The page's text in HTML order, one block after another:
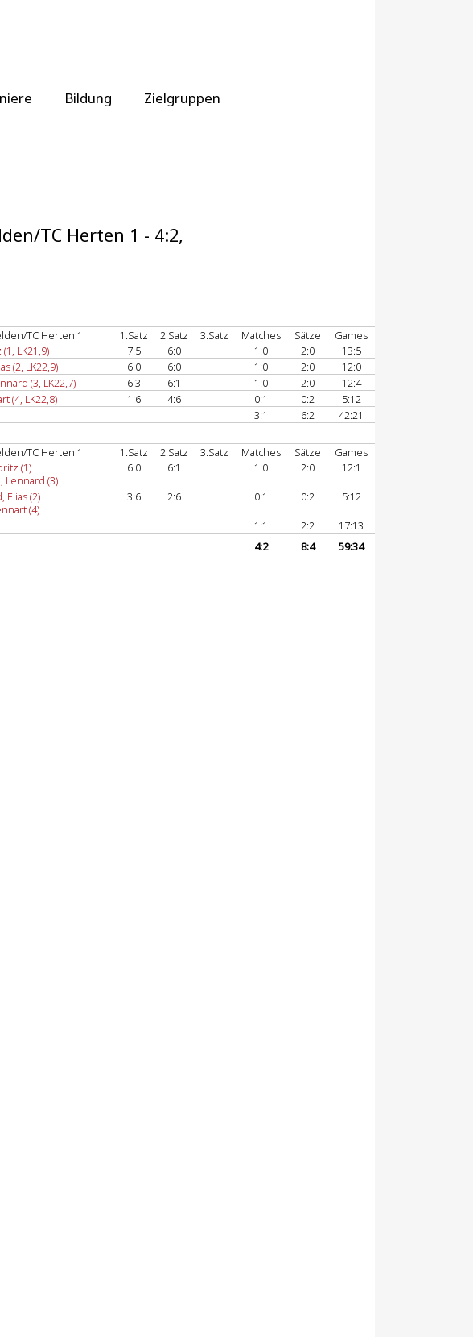
Bildung Zielgruppen
TC Herten 1 - 4:2,
TC Herten 1 1.Satz 2.Satz 3.Satz Matches Sätze
Games
LK21,9) 7:5 6:0 1:0 2:0
13:5
(2, LK22,9) 6:0 6:0 1:0 2:0
12:0
(3, LK22,7) 6:3 6:1 1:0 2:0
12:4
(4, LK22,8) 1:6 4:6 0:1 0:2
5:12
3:1 6:2
42:21
TC Herten 1 1.Satz 2.Satz 3.Satz Matches Sätze
Games
(1)
Lennard (3)
6:0 6:1 1:0 2:0
12:1
Elias (2)
(4)
3:6 2:6 0:1 0:2
5:12
1:1 2:2
17:13
4:2 8:4 59:34